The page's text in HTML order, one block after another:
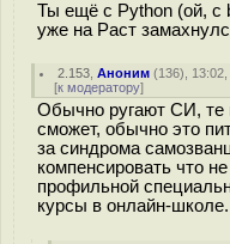
Ты ещё с Python (ой, с
уже на Раст
2.153 ,Аноним (136),
[к модератору]
Обычно ругают СИ, те
сможет, обычно это
за синдрома
компенсировать что
профильной
курсы в онлайн-школе.